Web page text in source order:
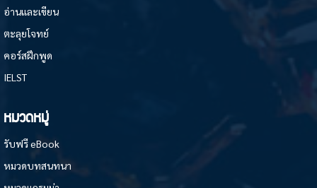
อ่านและเขียน
ตะลุยโจทย์
คอร์สฝึกพูด
IELST
หมวดหมู่
รับฟรี eBook
หมวดบทสนทนา